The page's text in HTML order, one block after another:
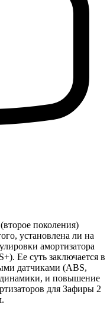
(второе поколения)
установлена ли на
амортизатора
Ее суть заключается в
датчиками (ABS,
и повышение
для Зафиры 2